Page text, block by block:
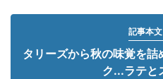
記事本
タリーズから秋の味覚を
ク...ラテと